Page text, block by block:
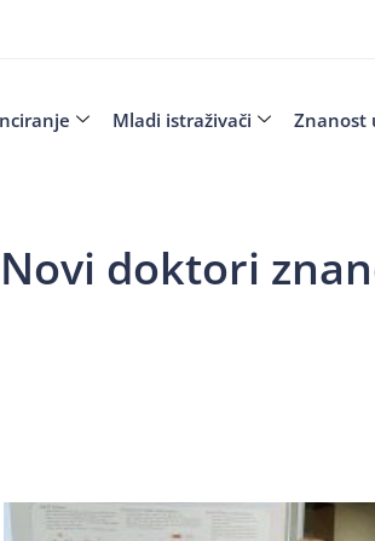
Mladi istraživači Znanost
Novi doktori